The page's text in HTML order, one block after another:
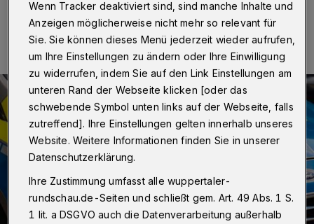
07.09.2023 , 11:35 Uhr Eine Minute Lesezeit
Wenn Tracker deaktiviert sind, sind manche Inhalte und
Anzeigen möglicherweise nicht mehr so relevant für
Sie. Sie können dieses Menü jederzeit wieder aufrufen,
um Ihre Einstellungen zu ändern oder Ihre Einwilligung
zu widerrufen, indem Sie auf den Link Einstellungen am
unteren Rand der Webseite klicken [oder das
schwebende Symbol unten links auf der Webseite, falls
zutreffend]. Ihre Einstellungen gelten innerhalb unseres
Website. Weitere Informationen finden Sie in unserer
Datenschutzerklärung.
Ihre Zustimmung umfasst alle wuppertaler-
rundschau.de-Seiten und schließt gem. Art. 49 Abs. 1 S.
1 lit. a DSGVO auch die Datenverarbeitung außerhalb